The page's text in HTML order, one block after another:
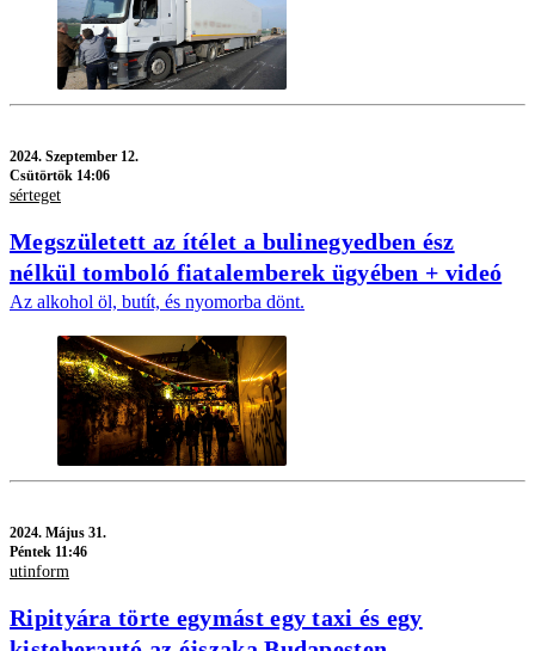
2024. Szeptember 12.
Csütörtök 14:06
sérteget
Megszületett az ítélet a bulinegyedben ész
nélkül tomboló fiatalemberek ügyében + videó
Az alkohol öl, butít, és nyomorba dönt.
2024. Május 31.
Péntek 11:46
utinform
Ripityára törte egymást egy taxi és egy